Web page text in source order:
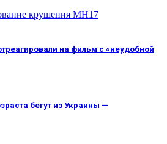
крушения MH17
на фильм с «неудобной
бегут из Украины —